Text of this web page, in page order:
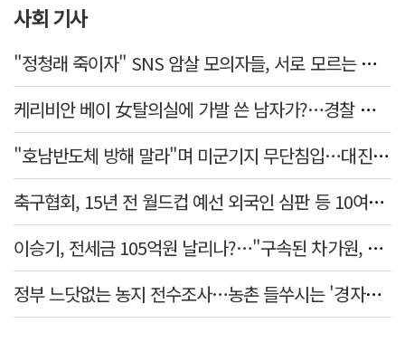
사회 기사
"정청래 죽이자" SNS 암살 모의자들, 서로 모르는 사이였다…檢송치
케리비안 베이 女탈의실에 가발 쓴 남자가?…경찰 추적 중
"호남반도체 방해 말라"며 미군기지 무단침입…대진연 회원 3명 '구속'
축구협회, 15년 전 월드컵 예선 외국인 심판 등 10여명에 '성 접대'
이승기, 전세금 105억원 날리나?…"구속된 차가원, 형사 범죄 영역"
정부 느닷없는 농지 전수조사…농촌 들쑤시는 '경자유전'의 칼날